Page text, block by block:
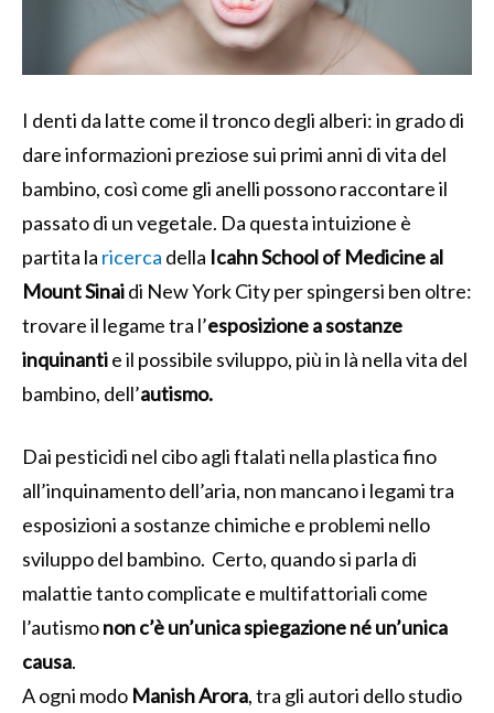
I denti da latte come il tronco degli alberi: in grado di
dare informazioni preziose sui primi anni di vita del
bambino, così come gli anelli possono raccontare il
passato di un vegetale. Da questa intuizione è
partita la ricerca della Icahn School of Medicine al
Mount Sinaidi New York City per spingersi ben oltre:
trovare il legame tra l’esposizione a sostanze
inquinantie il possibile sviluppo, più in là nella vita del
bambino, dell’autismo.
Dai pesticidi nel cibo agli ftalati nella plastica fino
all’inquinamento dell’aria, non mancano i legami tra
esposizioni a sostanze chimiche e problemi nello
sviluppo del bambino. Certo, quando si parla di
malattie tanto complicate e multifattoriali come
l’autismonon c’è un’unica spiegazione né un’unica
causa.
A ogni modo Manish Arora, tra gli autori dello studio